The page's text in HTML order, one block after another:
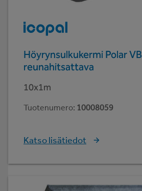
Höyrynsulkukermi Polar VB
reunahitsattava
10x1m
Tuotenumero: 10008059
Katso lisätiedot